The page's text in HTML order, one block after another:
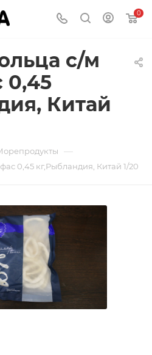
0
с/м
0,45
Китай
—
0,45 кг,Рыбландия, Китай 1/20